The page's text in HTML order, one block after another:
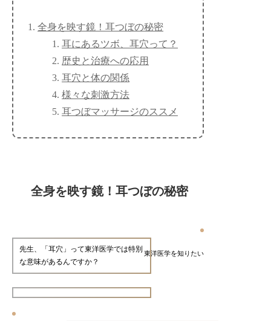
全身を映す鏡！耳つぼの秘密
耳にあるツボ、耳穴って？
歴史と治療への応用
耳穴と体の関係
様々な刺激方法
耳つぼマッサージのススメ
全身を映す鏡！耳つぼの秘密
東洋医学を知りたい
先生、「耳穴」って東洋医学では特別
な意味があるんですか？